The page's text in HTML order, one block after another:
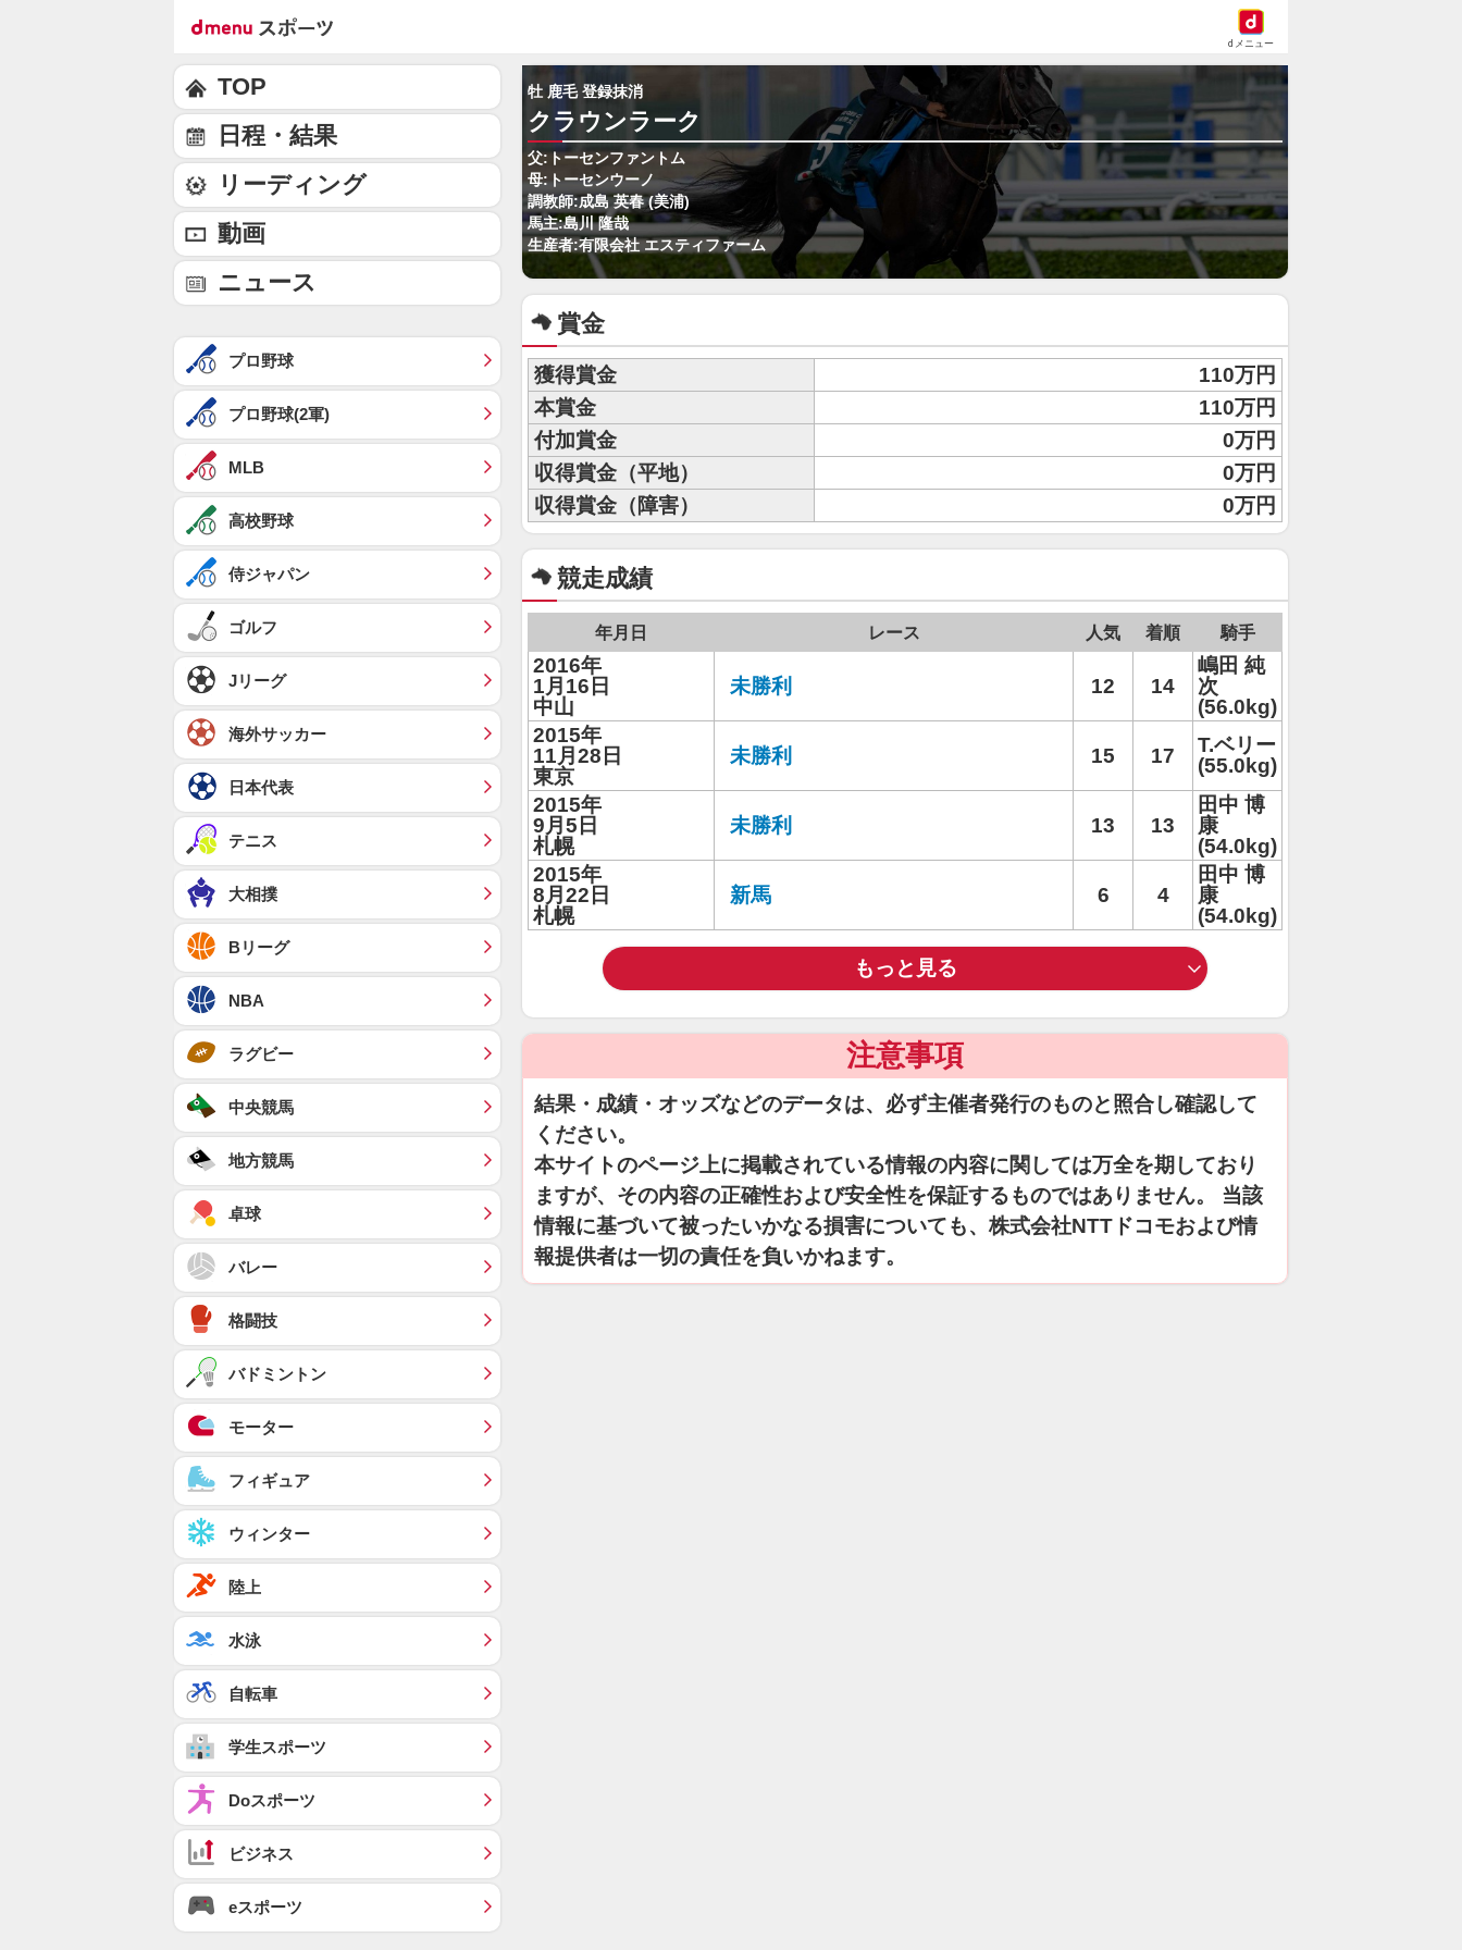
dメニュー
牡 鹿毛 登録抹消
クラウンラーク
父:トーセンファントム
母:トーセンウーノ
調教師:成島 英春 (美浦)
馬主:島川 隆哉
生産者:有限会社 エスティファーム
賞金
獲得賞金
110万円
本賞金
110万円
付加賞金
0万円
収得賞金（平地）
0万円
収得賞金（障害）
0万円
競走成績
年月日 レース 人気 着順 騎手
2016年
1月16日
中山
未勝利 12 14
嶋田 純
次
(56.0kg)
2015年
11月28日
東京
未勝利 15 17
T.ベリー
(55.0kg)
2015年
9月5日
札幌
未勝利 13 13
田中 博
康
(54.0kg)
2015年
8月22日
札幌
新馬 6 4
田中 博
康
(54.0kg)
もっと見る
注意事項
結果・成績・オッズなどのデータは、必ず主催者発行のものと照合し確認して
ください。
本サイトのページ上に掲載されている情報の内容に関しては万全を期しており
ますが、その内容の正確性および安全性を保証するものではありません。 当該
情報に基づいて被ったいかなる損害についても、株式会社NTTドコモおよび情
報提供者は一切の責任を負いかねます。
TOP
日程・結果
リーディング
動画
ニュース
プロ野球
プロ野球(2軍)
MLB
高校野球
侍ジャパン
ゴルフ
Jリーグ
海外サッカー
日本代表
テニス
大相撲
Bリーグ
NBA
ラグビー
中央競馬
地方競馬
卓球
バレー
格闘技
バドミントン
モーター
フィギュア
ウィンター
陸上
水泳
自転車
学生スポーツ
Doスポーツ
ビジネス
eスポーツ